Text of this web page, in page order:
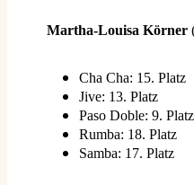
Martha-Louisa Körner
Cha Cha: 15. Platz
Jive: 13. Platz
Paso Doble: 9. Platz
Rumba: 18. Platz
Samba: 17. Platz